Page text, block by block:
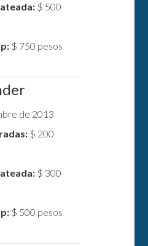
$ 500
$ 750 pesos
de 2013
$ 200
$ 300
$ 500 pesos